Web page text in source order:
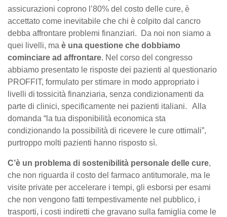
assicurazioni coprono l’80% del costo delle cure, è
accettato come inevitabile che chi è colpito dal cancro
debba affrontare problemi finanziari. Da noi non siamo a
quei livelli, ma è una questione che dobbiamo
cominciare ad affrontare. Nel corso del congresso
abbiamo presentato le risposte dei pazienti al questionario
PROFFIT, formulato per stimare in modo appropriato i
livelli di tossicità finanziaria, senza condizionamenti da
parte di clinici, specificamente nei pazienti italiani. Alla
domanda “la tua disponibilità economica sta
condizionando la possibilità di ricevere le cure ottimali”,
purtroppo molti pazienti hanno risposto sì.
C’è un problema di sostenibilità personale delle cure,
che non riguarda il costo del farmaco antitumorale, ma le
visite private per accelerare i tempi, gli esborsi per esami
che non vengono fatti tempestivamente nel pubblico, i
trasporti, i costi indiretti che gravano sulla famiglia come le